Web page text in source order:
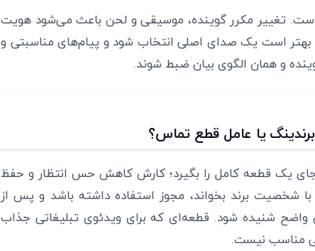
است. تغییر مکرر گوینده، موسیقی و لحن باعث می‌شود هویت
است یک صدای اصلی انتخاب شود و پیام‌های مناسبتی و
و همان الگوی بیان ضبط شوند.
یا عامل قطع تماس؟
یک قطعه کامل را بگیرد؛ کارش کاهش حس انتظار و حفظ
شخصیت برند بخواند، مجوز استفاده داشته باشد و پس از
واضح شنیده شود. قطعه‌ای که برای ویدئوی تبلیغاتی جذاب
مناسب نیست.